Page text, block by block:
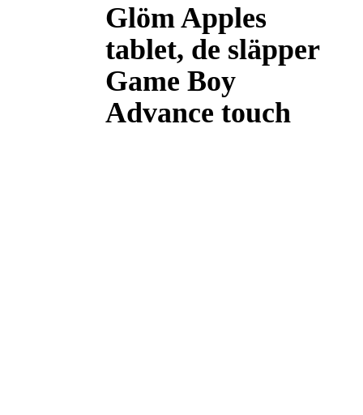
Glöm Apples
tablet, de släpper
Game Boy
Advance touch